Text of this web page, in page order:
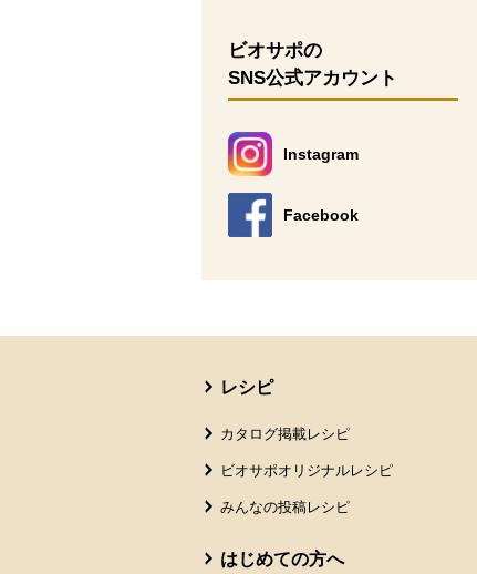
ビオサポの
SNS公式アカウント
Instagram
別のウィンドウで開きます。
Facebook
別のウィンドウで開きます。
レシピ
カタログ掲載レシピ
ビオサポオリジナルレシピ
みんなの投稿レシピ
はじめての方へ